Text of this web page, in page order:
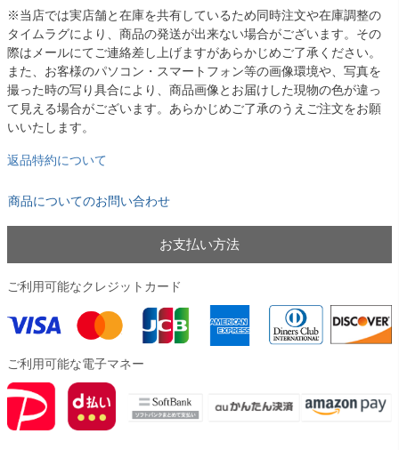
※当店では実店舗と在庫を共有しているため同時注文や在庫調整の
タイムラグにより、商品の発送が出来ない場合がございます。その
際はメールにてご連絡差し上げますがあらかじめご了承ください。
また、お客様のパソコン・スマートフォン等の画像環境や、写真を
撮った時の写り具合により、商品画像とお届けした現物の色が違っ
て見える場合がございます。あらかじめご了承のうえご注文をお願
いいたします。
返品特約について
商品についてのお問い合わせ
お支払い方法
ご利用可能なクレジットカード
ご利用可能な電子マネー